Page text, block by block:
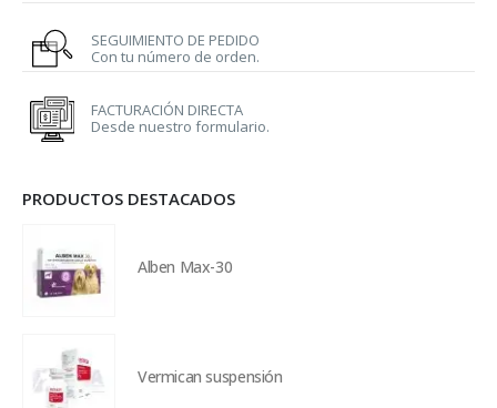
SEGUIMIENTO DE PEDIDO
Con tu número de orden.
FACTURACIÓN DIRECTA
Desde nuestro formulario.
PRODUCTOS DESTACADOS
Alben Max-30
Vermican suspensión